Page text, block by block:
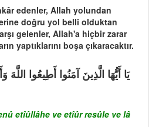
edenler, Allah yolundan
doğru yol belli olduktan
gelenler, Allah'a hiçbir zarar
yaptıklarını boşa çıkaracaktır.
etîûllâhe ve etîûr resûle ve lâ